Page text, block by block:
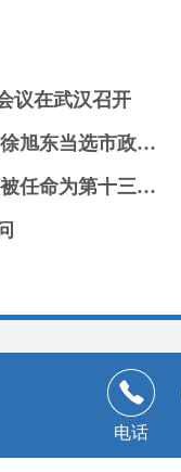
议在武汉召开
本党14名政协委员参加政协武汉市第十三届委员会第一次会议 徐旭东当选市政协副主席 张河滢、费兰波、康玲当选市政协常委
政协武汉市第十三届委员会常务委员会第一次会议召开 张河滢被任命为第十三届委员会副秘书长
电话